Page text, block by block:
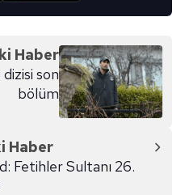
Haber
son
bölüm
Haber
Fetihler Sultanı 26.